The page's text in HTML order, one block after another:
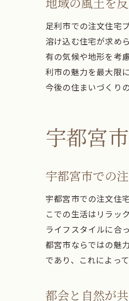
地域の風土を
足利市での注文住宅
溶け込む住宅が求め
有の気候や地形を考
利市の魅力を最大限
今後の住まいづくり
宇都宮
宇都宮市での
宇都宮市での注文住
こでの生活はリラッ
ライフスタイルに合
都宮市ならではの魅
であり、これによっ
都会と自然が